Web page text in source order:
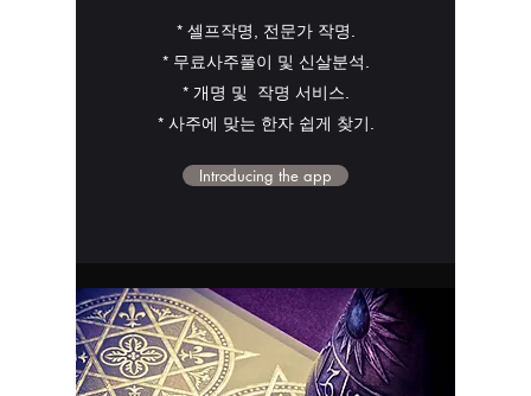
* 셀프작명, 전문가 작명.
* 무료사주풀이 및 신살분석.
* 개명 및 작명 서비스.
* 사주에 맞는 한자 쉽게 찾기.
Introducing the app